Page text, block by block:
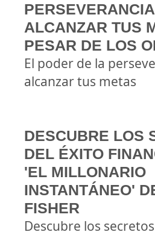
ALCANZAR TUS
PESAR DE LOS
El poder de la
alcanzar tus metas
DESCUBRE LOS
DEL ÉXITO
'EL MILLONARIO
INSTANTÁNEO'
FISHER
Descubre los